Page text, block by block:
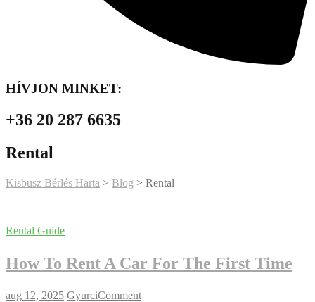
HÍVJON MINKET:
+36 20 287 6635
Rental
Kisbusz Bérlés Harta > Blog > Rental
Rental Guide
How To Rent A Car For The First Time
aug 12, 2025 GyurciCommenton